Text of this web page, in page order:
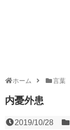
ホーム 言葉
内憂外患
2019/10/28